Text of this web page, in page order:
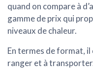
quand on compare à
gamme de prix qui
niveaux de chaleur.
En termes de format, il
ranger et à